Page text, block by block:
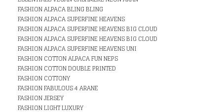
FASHION ALPACA BLING BLING
FASHION ALPACA SUPERFINE HEAVENS
FASHION ALPACA SUPERFINE HEAVENS BIG CLOUD
FASHION ALPACA SUPERFINE HEAVENS BIG CLOUD
FASHION ALPACA SUPERFINE HEAVENS UNI
FASHION COTTON ALPACA FUN NEPS
FASHION COTTON DOUBLE PRINTED
FASHION COTTONY
FASHION FABULOUS 4 ARANE
FASHION JERSEY
FASHION LIGHT LUXURY